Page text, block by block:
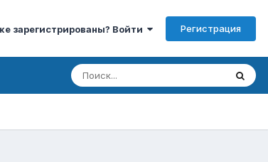
зарегистрированы? Войти Регистрация